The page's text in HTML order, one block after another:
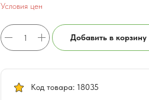
Условия цен
Добавить в корзину
Код товара: 18035